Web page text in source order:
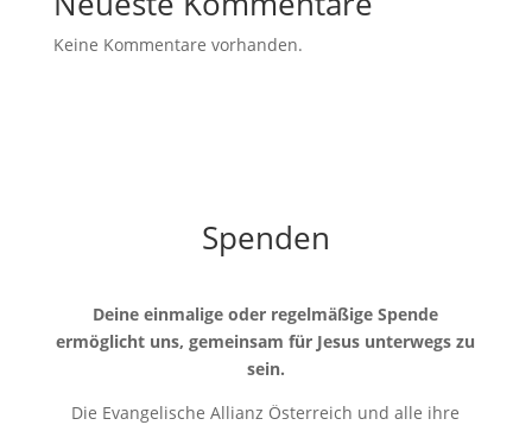
Keine Kommentare vorhanden.
Spenden
Deine einmalige oder regelmäßige Spende
ermöglicht uns, gemeinsam für Jesus unterwegs zu
sein.
Die Evangelische Allianz Österreich und alle ihre